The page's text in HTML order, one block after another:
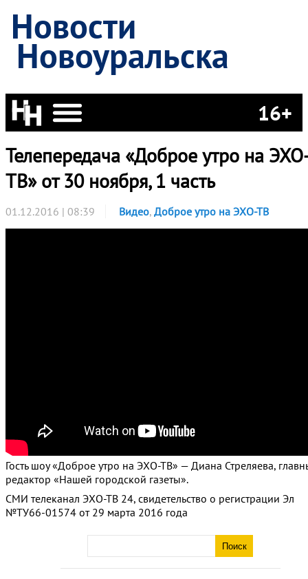
Новости
Новоуральска
16+
Телепередача «Доброе утро на
ТВ» от 30 ноября, 1 часть
01.12.2016 | 08:39 Видео, Доброе утро на ЭХО-ТВ
Гость шоу «Доброе утро на ЭХО-ТВ» — Диана Стреляева,
редактор «Нашей городской газеты».
СМИ телеканал ЭХО-ТВ 24, свидетельство о регистрации Эл
№ТУ66-01574 от 29 марта 2016 года